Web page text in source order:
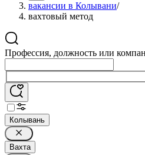
вакансии в Колывани/
вахтовый метод
Профессия, должность или
Колывань
Вахта